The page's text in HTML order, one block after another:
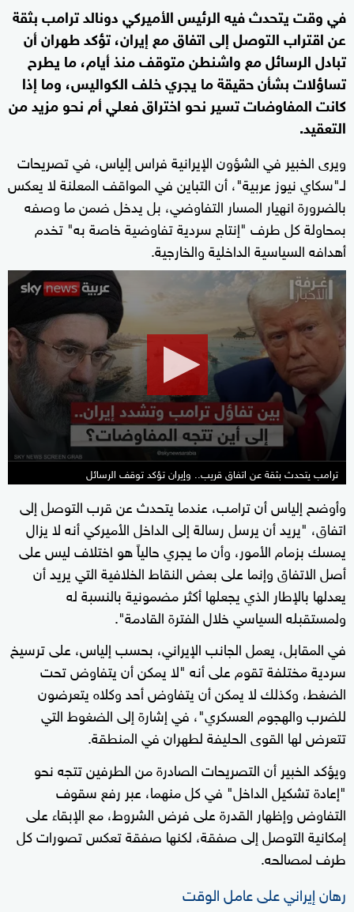
في وقت يتحدث فيه الرئيس الأميركي دونالد ترامب بثقة
عن اقتراب التوصل إلى اتفاق مع إيران، تؤكد طهران أن
تبادل الرسائل مع واشنطن متوقف منذ أيام، ما يطرح
تساؤلات بشأن حقيقة ما يجري خلف الكواليس، وما إذا
كانت المفاوضات تسير نحو اختراق فعلي أم نحو مزيد من
التعقيد.
ويرى الخبير في الشؤون الإيرانية فراس إلياس، في تصريحات
لـ"سكاي نيوز عربية"، أن التباين في المواقف المعلنة لا يعكس
بالضرورة انهيار المسار التفاوضي، بل يدخل ضمن ما وصفه
بمحاولة كل طرف "إنتاج سردية تفاوضية خاصة به" تخدم
أهدافه السياسية الداخلية والخارجية.
0
seconds
9
minutes,
seconds
ترامب يتحدث بثقة عن اتفاق قريب.. وإيران تؤكد توقف الرسائل
وأوضح إلياس أن ترامب، عندما يتحدث عن قرب التوصل إلى
اتفاق، "يريد أن يرسل رسالة إلى الداخل الأميركي أنه لا يزال
يمسك بزمام الأمور، وأن ما يجري حالياً هو اختلاف ليس على
أصل الاتفاق وإنما على بعض النقاط الخلافية التي يريد أن
يعدلها بالإطار الذي يجعلها أكثر مضمونية بالنسبة له
ولمستقبله السياسي خلال الفترة القادمة".
في المقابل، يعمل الجانب الإيراني، بحسب إلياس، على ترسيخ
سردية مختلفة تقوم على أنه "لا يمكن أن يتفاوض تحت
الضغط، وكذلك لا يمكن أن يتفاوض أحد وكلاه يتعرضون
للضرب والهجوم العسكري"، في إشارة إلى الضغوط التي
تتعرض لها القوى الحليفة لطهران في المنطقة.
ويؤكد الخبير أن التصريحات الصادرة من الطرفين تتجه نحو
"إعادة تشكيل الداخل" في كل منهما، عبر رفع سقوف
التفاوض وإظهار القدرة على فرض الشروط، مع الإبقاء على
إمكانية التوصل إلى صفقة، لكنها صفقة تعكس تصورات كل
طرف لمصالحه.
رهان إيراني على عامل الوقت